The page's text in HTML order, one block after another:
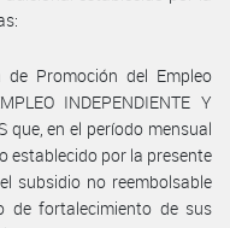
Promoción del Empleo
INDEPENDIENTE Y
que, en el período mensual
establecido por la presente
subsidio no reembolsable
de fortalecimiento de sus